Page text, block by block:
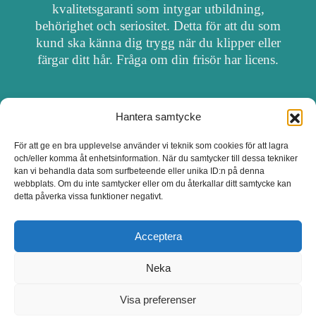
Hantera samtycke
För att ge en bra upplevelse använder vi teknik som cookies för att lagra
och/eller komma åt enhetsinformation. När du samtycker till dessa tekniker
kan vi behandla data som surfbeteende eller unika ID:n på denna
webbplats. Om du inte samtycker eller om du återkallar ditt samtycke kan
detta påverka vissa funktioner negativt.
Acceptera
Neka
Visa preferenser
kvalitetsgaranti som intygar utbildning,
behörighet och seriositet. Detta för att du som
kund ska känna dig trygg när du klipper eller
färgar ditt hår. Fråga om din frisör har licens.
OM FRISÖRSÖK
UPPDATERA SALONG